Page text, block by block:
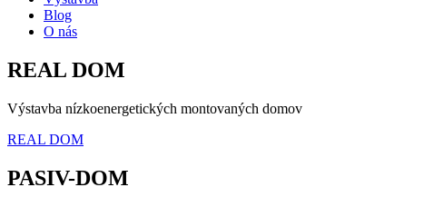
Blog
O nás
REAL DOM
Výstavba nízkoenergetických montovaných domov
REAL DOM
PASIV-DOM